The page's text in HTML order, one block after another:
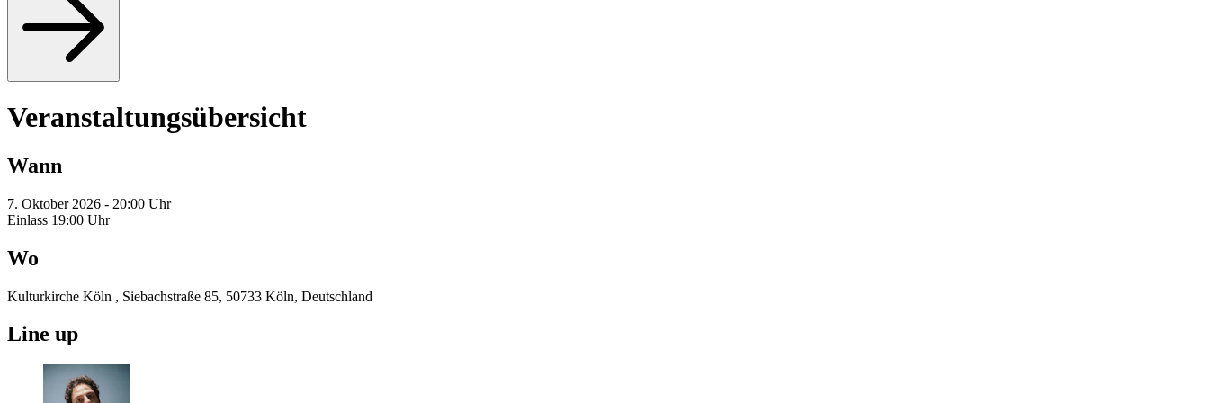
Veranstaltungsübersicht
Wann
7. Oktober 2026 - 20:00 Uhr
Einlass 19:00 Uhr
Wo
Kulturkirche Köln , Siebachstraße 85, 50733 Köln, Deutschland
Line up